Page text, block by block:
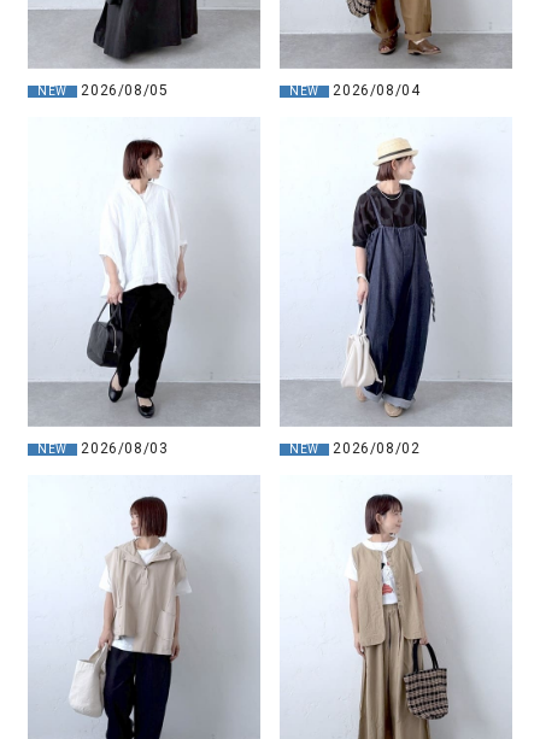
NEW 2026/08/05 NEW 2026/08/04
NEW 2026/08/03 NEW 2026/08/02